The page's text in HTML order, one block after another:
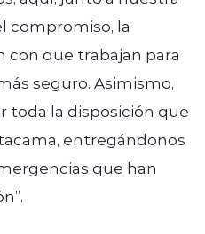
compromiso, la
con que trabajan para
seguro. Asimismo,
toda la disposición que
entregándonos
que han